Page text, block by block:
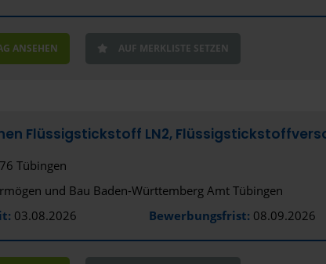
ANSEHEN AUF MERKLISTE SETZEN
Flüssigstickstoff LN2,
Tübingen
und Bau Baden-Württemberg Amt Tübingen
03.08.2026 Bewerbungsfrist: 08.09.2026